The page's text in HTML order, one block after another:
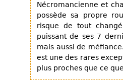
Nécromancienne et
possède sa propre
risque de tout
puissant de ses 7
mais aussi de
est une des rares
plus proches que ce